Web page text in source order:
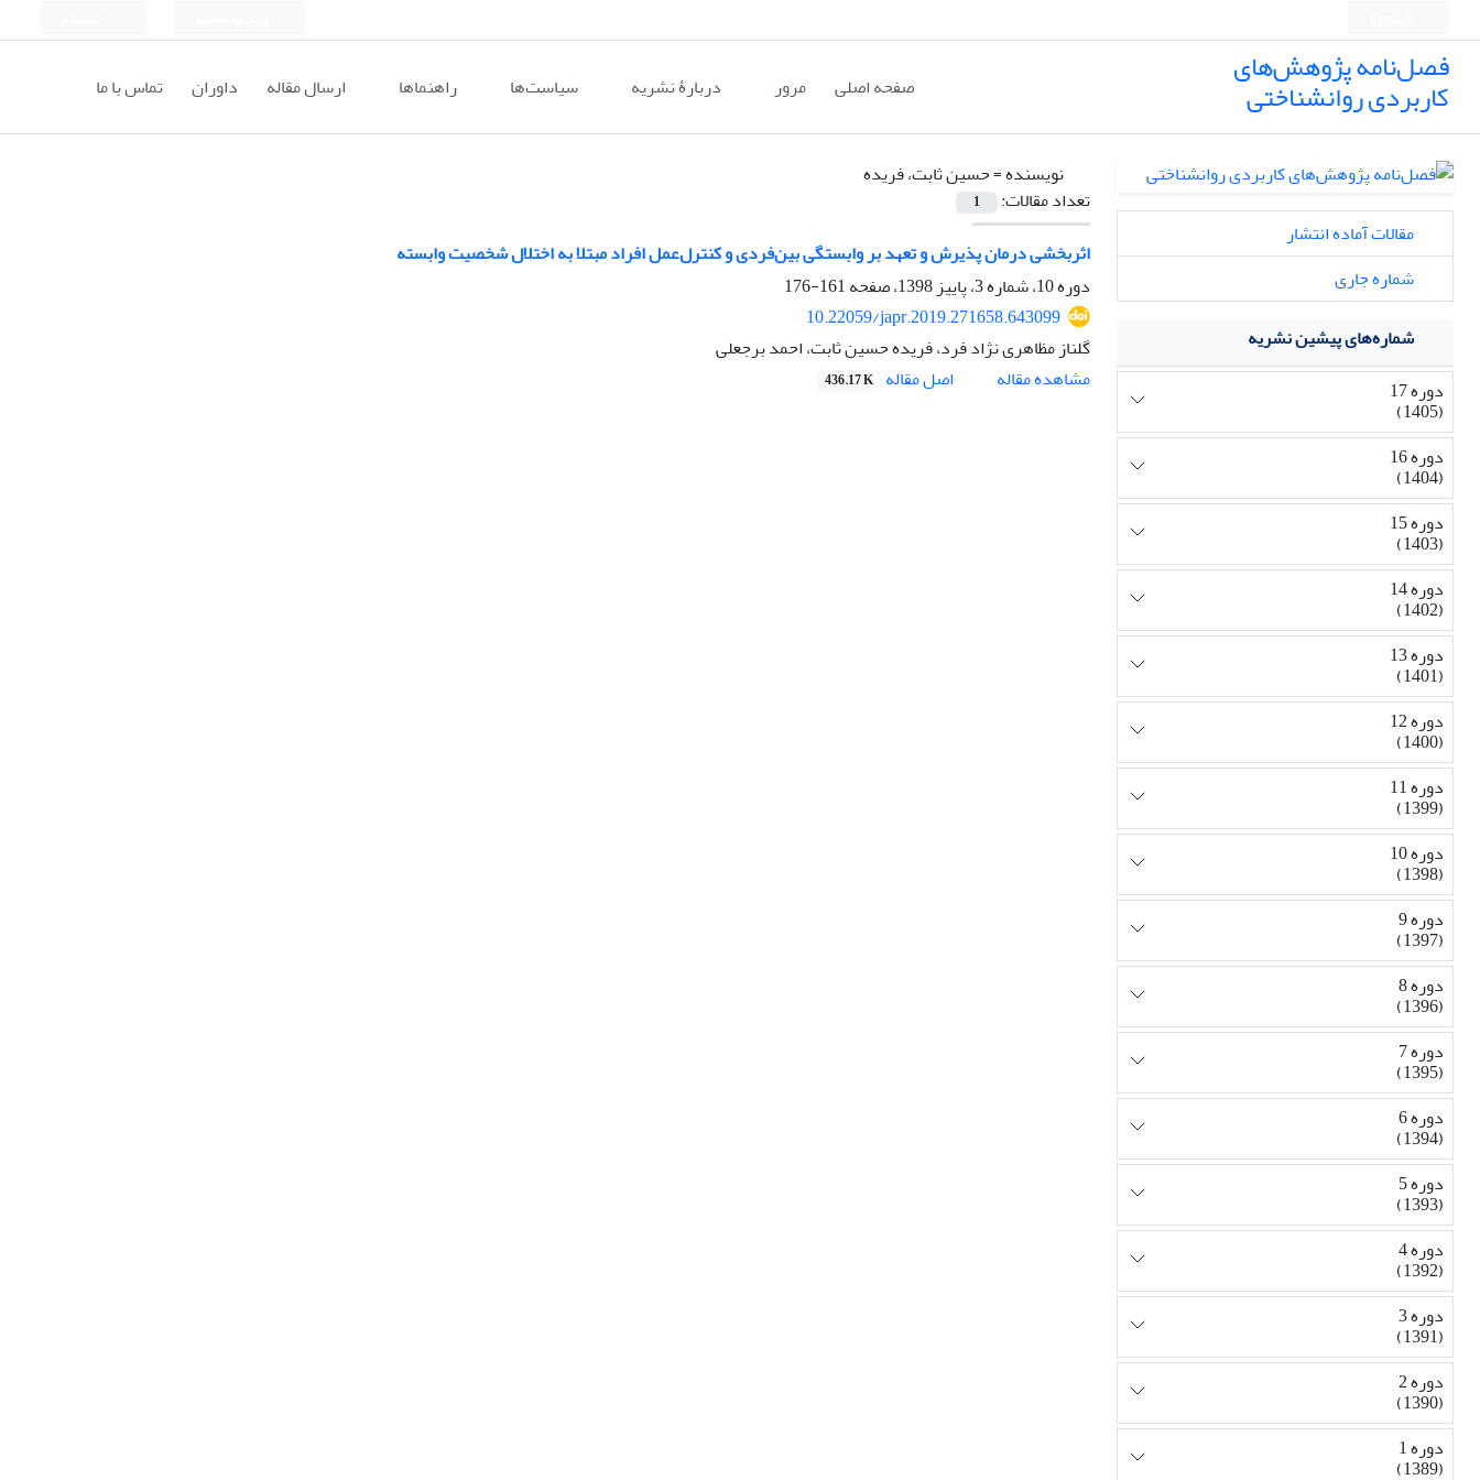
فصل‌نامه پژوهش‌های
کاربردی روانشناختی صفحه اصلی مرور دربارۀ نشریه سیاست‌ها راهنماها ارسال مقاله داوران تماس با ما
نویسنده =حسین ثابت، فریده
تعداد مقالات:
1
اثربخشی درمان پذیرش و تعهد بر وابستگی بین‌فردی و کنترل‌عمل افراد مبتلا به اختلال شخصیت وابسته
دوره 10، شماره 3، پاییز 1398، صفحه
161-176
10.22059/japr.2019.271658.643099
گلناز مظاهری نژاد فرد، فریده حسین ثابت، احمد برجعلی
مشاهده مقاله
اصل مقاله 436.17 K
مقالات آماده انتشار
شماره جاری
شماره‌های پیشین نشریه
دوره 17
(1405)
دوره 16
(1404)
دوره 15
(1403)
دوره 14
(1402)
دوره 13
(1401)
دوره 12
(1400)
دوره 11
(1399)
دوره 10
(1398)
دوره 9
(1397)
دوره 8
(1396)
دوره 7
(1395)
دوره 6
(1394)
دوره 5
(1393)
دوره 4
(1392)
دوره 3
(1391)
دوره 2
(1390)
دوره 1
(1389)